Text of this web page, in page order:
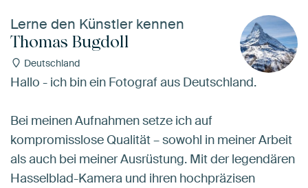
Lerne den Künstler kennen
Thomas Bugdoll
Deutschland
Hallo - ich bin ein Fotograf aus Deutschland.
Bei meinen Aufnahmen setze ich auf
kompromisslose Qualität – sowohl in meiner Arbeit
als auch bei meiner Ausrüstung. Mit der legendären
Hasselblad-Kamera und ihren hochpräzisen